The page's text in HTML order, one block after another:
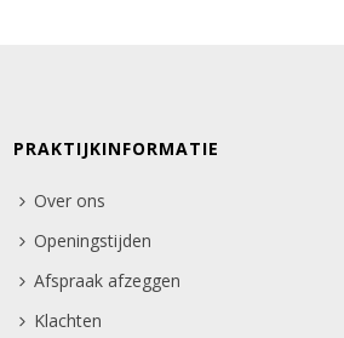
PRAKTIJKINFORMATIE
Over ons
Openingstijden
Afspraak afzeggen
Klachten